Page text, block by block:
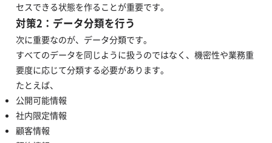
セスできる状態を作ることが重要です。
対策2：データ分類を行う
次に重要なのが、データ分類です。
すべてのデータを同じように扱うのではなく、機密性や業務重
要度に応じて分類する必要があります。
たとえば、
公開可能情報
社内限定情報
顧客情報